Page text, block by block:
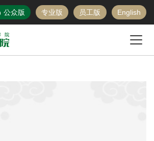
公众版 专业版 员工版 English